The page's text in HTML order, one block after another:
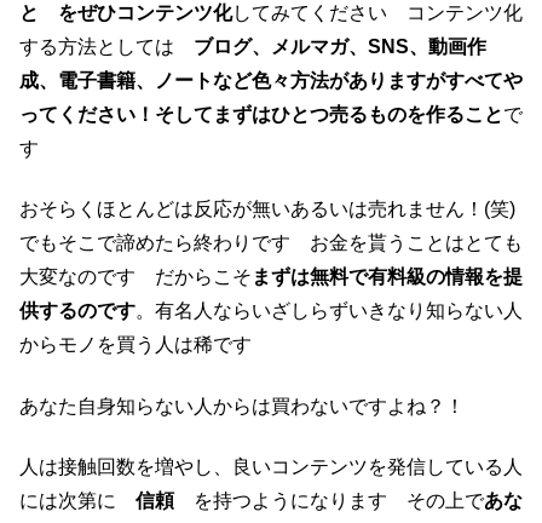
と をぜひコンテンツ化してみてください コンテンツ化
する方法としては ブログ、メルマガ、SNS、動画作
成、電子書籍、ノートなど色々方法がありますがすべてや
ってください！そしてまずはひとつ売るものを作ることで
す
おそらくほとんどは反応が無いあるいは売れません！(笑)
でもそこで諦めたら終わりです お金を貰うことはとても
大変なのです だからこそ まずは無料で有料級の情報を提
供するのです。有名人ならいざしらずいきなり知らない人
からモノを買う人は稀です
あなた自身知らない人からは買わないですよね？！
人は接触回数を増やし、良いコンテンツを発信している人
には次第に 信頼 を持つようになります その上であな